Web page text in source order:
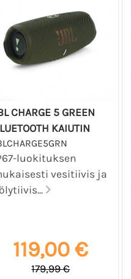
CHARGE 5 GREEN
KAIUTIN
luokituksen
vesitiivis ja
119,00 €
179,99 €